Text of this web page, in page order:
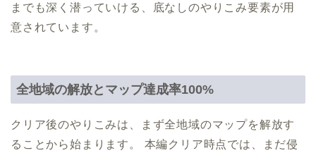
までも深く潜っていける、底なしのやりこみ要素が用
意されています。
全地域の解放とマップ達成率100%
クリア後のやりこみは、まず全地域のマップを解放す
ることから始まります。 本編クリア時点では、まだ侵